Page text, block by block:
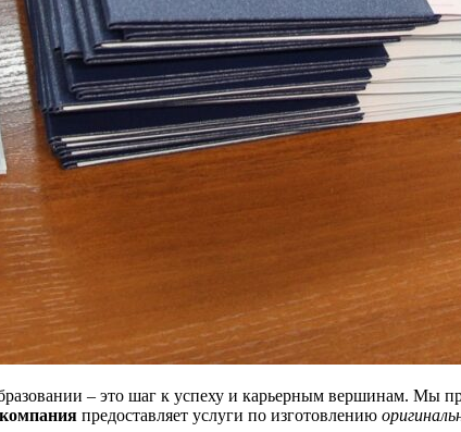
– это шаг к успеху и карьерным вершинам. Мы
предоставляет услуги по изготовлению